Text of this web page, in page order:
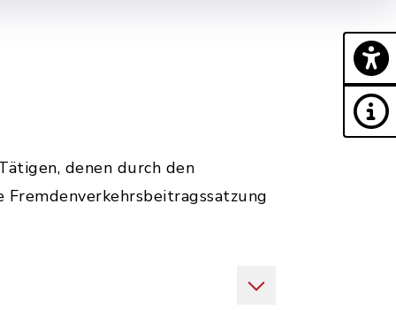
denen durch den